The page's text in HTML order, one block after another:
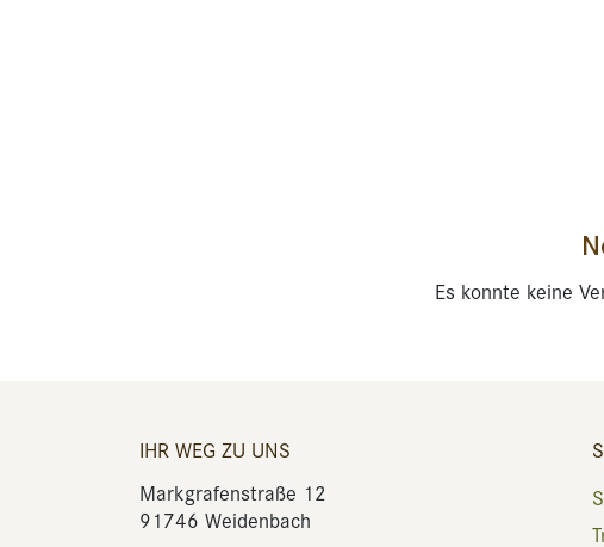
Es konnte keine
IHR WEG ZU UNS
Markgrafenstraße 12
91746 Weidenbach